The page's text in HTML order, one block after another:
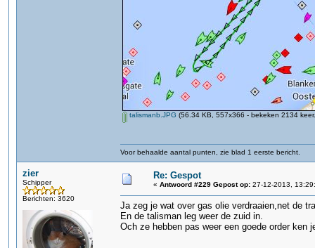
talismanb.JPG (56.34 KB, 557x366 - bekeken 2134
Voor behaalde aantal punten, zie blad 1 eerste bericht.
zier
Schipper
Berichten: 3620
Re: Gespot
« Antwoord #229 Gepost op: 27-12-2013,
Ja zeg je wat over gas olie verdraaien,net de
En de talisman leg weer de zuid in.
Och ze hebben pas weer een goede order ken